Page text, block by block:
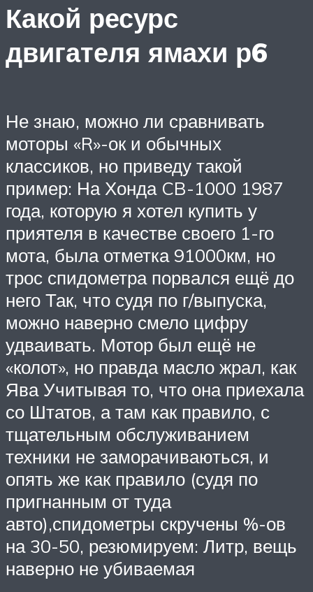
Какой ресурс
двигателя ямахи р6
Не знаю, можно ли сравнивать
моторы «R»-ок и обычных
классиков, но приведу такой
пример: На Хонда CB-1000 1987
года, которую я хотел купить у
приятеля в качестве своего 1-го
мота, была отметка 91000км, но
трос спидометра порвался ещё до
него Так, что судя по г/выпуска,
можно наверно смело цифру
удваивать. Мотор был ещё не
«колот», но правда масло жрал, как
Ява Учитывая то, что она приехала
со Штатов, а там как правило, с
тщательным обслуживанием
техники не заморачиваються, и
опять же как правило (судя по
пригнанным от туда
авто),спидометры скручены %-ов
на 30-50, резюмируем: Литр, вещь
наверно не убиваемая